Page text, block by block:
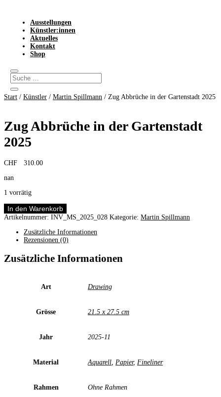
Ausstellungen
Künstler:innen
Aktuelles
Kontakt
Shop
Start / Künstler / Martin Spillmann / Zug Abbrüche in der Gartenstadt 2025
Zug Abbrüche in der Gartenstadt
2025
CHF
310.00
nan
1 vorrätig
Zug
Abbrüche
Gartenstadt
Menge
In den Warenkorb
Artikelnummer: INV_MS_2025_028 Kategorie: Martin Spillmann
Zusätzliche Informationen
Rezensionen (0)
Zusätzliche Informationen
Art Drawing
Grösse 21.5 x 27.5 cm
Jahr 2025-11
Material Aquarell Papier, Fineliner
Rahmen Ohne Rahmen